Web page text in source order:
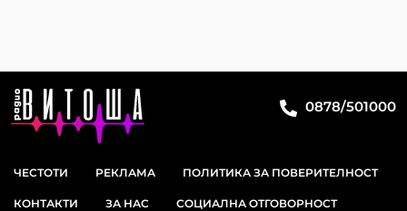
0878/501000
ЧЕСТОТИ РЕКЛАМА ПОЛИТИКА ЗА ПОВЕРИТЕЛНОСТ
КОНТАКТИ ЗА НАС СОЦИАЛНА ОТГОВОРНОСТ